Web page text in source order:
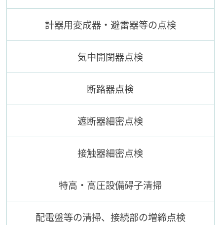
計器用変成器・避雷器等の点検
気中開閉器点検
断路器点検
遮断器細密点検
接触器細密点検
特高・高圧設備碍子清掃
配電盤等の清掃、接続部の増締点検